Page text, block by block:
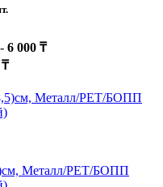
6 000 ₸
₸
Металл/PET/БОПП